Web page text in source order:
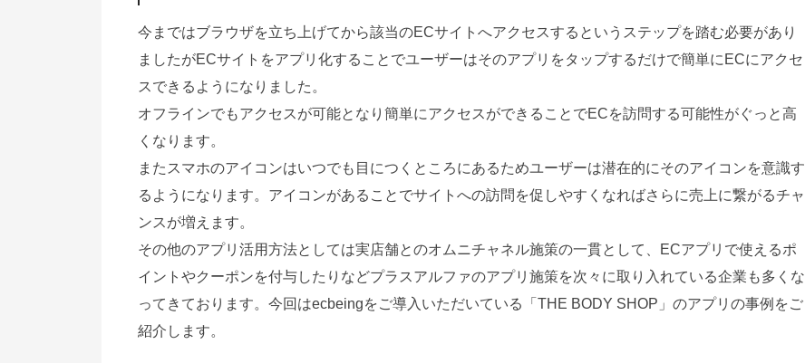
今まではブラウザを立ち上げてから該当のECサイトへアクセスするというステップを踏む必要があり
ましたがECサイトをアプリ化することでユーザーはそのアプリをタップするだけで簡単にECにアクセ
スできるようになりました。
オフラインでもアクセスが可能となり簡単にアクセスができることでECを訪問する可能性がぐっと高
くなります。
またスマホのアイコンはいつでも目につくところにあるためユーザーは潜在的にそのアイコンを意識す
るようになります。アイコンがあることでサイトへの訪問を促しやすくなればさらに売上に繋がるチャ
ンスが増えます。
その他のアプリ活用方法としては実店舗とのオムニチャネル施策の一貫として、ECアプリで使えるポ
イントやクーポンを付与したりなどプラスアルファのアプリ施策を次々に取り入れている企業も多くな
ってきております。今回はecbeingをご導入いただいている「THE BODY SHOP」のアプリの事例をご
紹介します。